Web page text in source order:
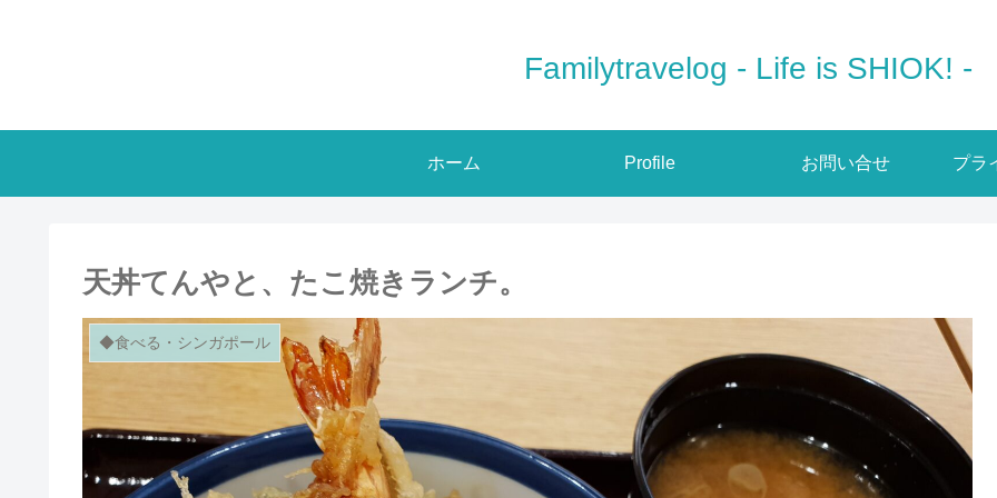
Familytravelog - Life is SHIOK! -
ホーム Profile お問い合せ プラ
天丼てんやと、たこ焼きランチ。
◆食べる・シンガポール